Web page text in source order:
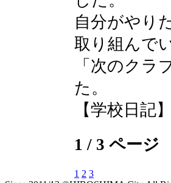
自分がやり
取り組んで
「次のクラ
た。
【学校日記
1 / 3 ページ
1 2 3